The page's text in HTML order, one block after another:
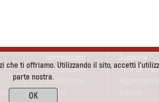
ti offriamo. Utilizzando il sito, accetti
parte nostra.
OK
Compatibilità
Online Store
Sconti
Invia un